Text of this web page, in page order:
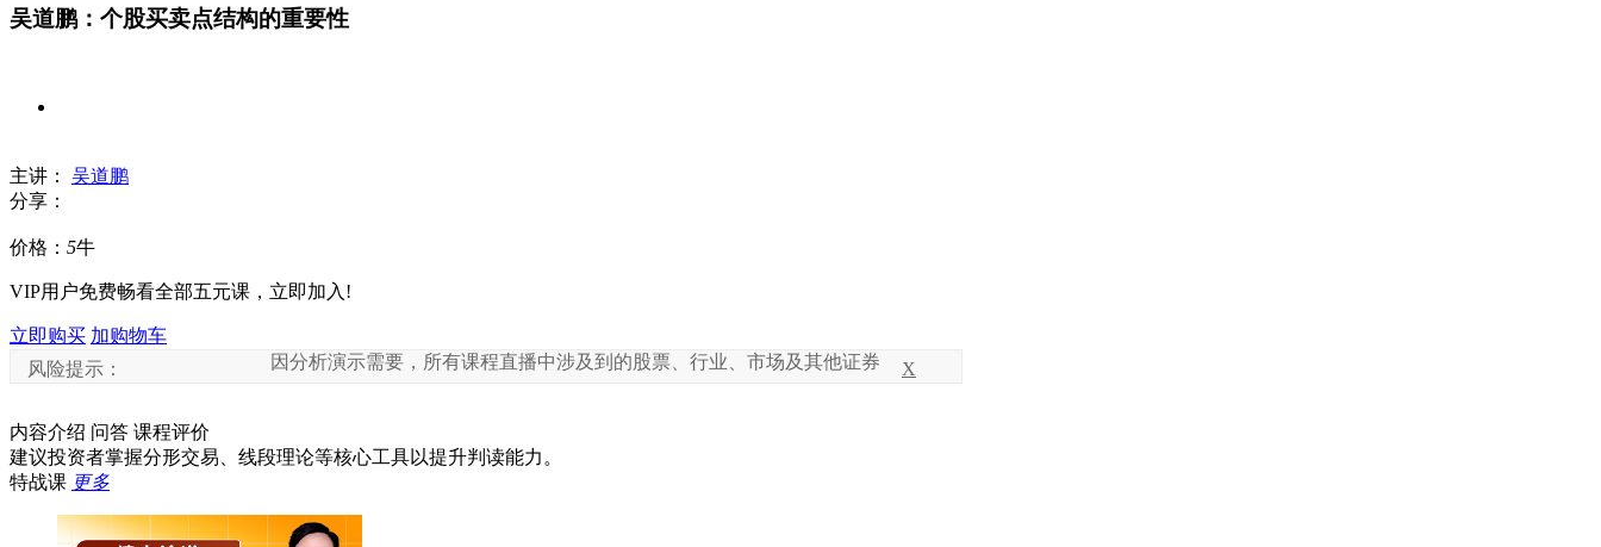
吴道鹏：个股买卖点结构的重要性
主讲：
吴道鹏
分享：
价格： 5牛
VIP用户免费畅看全部五元课，立即加入!
立即购买 加购物车
风险提示：
因分析演示需要，所有课程直播中涉及到的股票、行业、市场及其他证券，仅供方法参考，不构成任何买卖建议，投资风险自负！本人及平台不承担任何投资风险及责
X
内容介绍 问答 课程评价
建议投资者掌握分形交易、线段理论等核心工具以提升判读能力。
特战课 更多